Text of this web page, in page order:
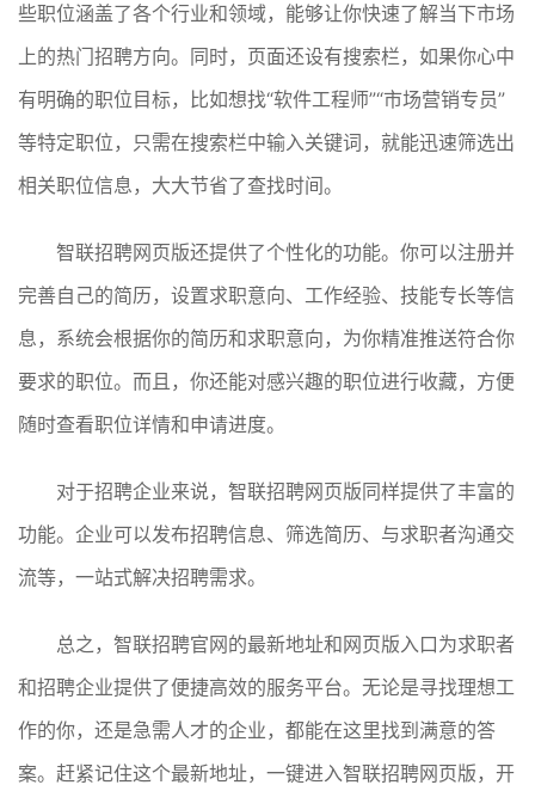
些职位涵盖了各个行业和领域，能够让你快速了解当下市场
上的热门招聘方向。同时，页面还设有搜索栏，如果你心中
有明确的职位目标，比如想找“软件工程师”“市场营销专员”
等特定职位，只需在搜索栏中输入关键词，就能迅速筛选出
相关职位信息，大大节省了查找时间。
智联招聘网页版还提供了个性化的功能。你可以注册并
完善自己的简历，设置求职意向、工作经验、技能专长等信
息，系统会根据你的简历和求职意向，为你精准推送符合你
要求的职位。而且，你还能对感兴趣的职位进行收藏，方便
随时查看职位详情和申请进度。
对于招聘企业来说，智联招聘网页版同样提供了丰富的
功能。企业可以发布招聘信息、筛选简历、与求职者沟通交
流等，一站式解决招聘需求。
总之，智联招聘官网的最新地址和网页版入口为求职者
和招聘企业提供了便捷高效的服务平台。无论是寻找理想工
作的你，还是急需人才的企业，都能在这里找到满意的答
案。赶紧记住这个最新地址，一键进入智联招聘网页版，开